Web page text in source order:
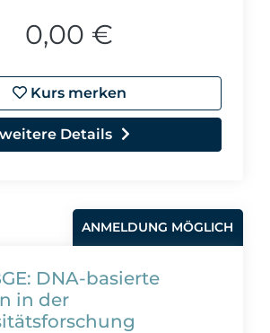
0,00 €
Kurs merken
weitere Details
ANMELDUNG MÖGLICH
DNA-basierte
in der